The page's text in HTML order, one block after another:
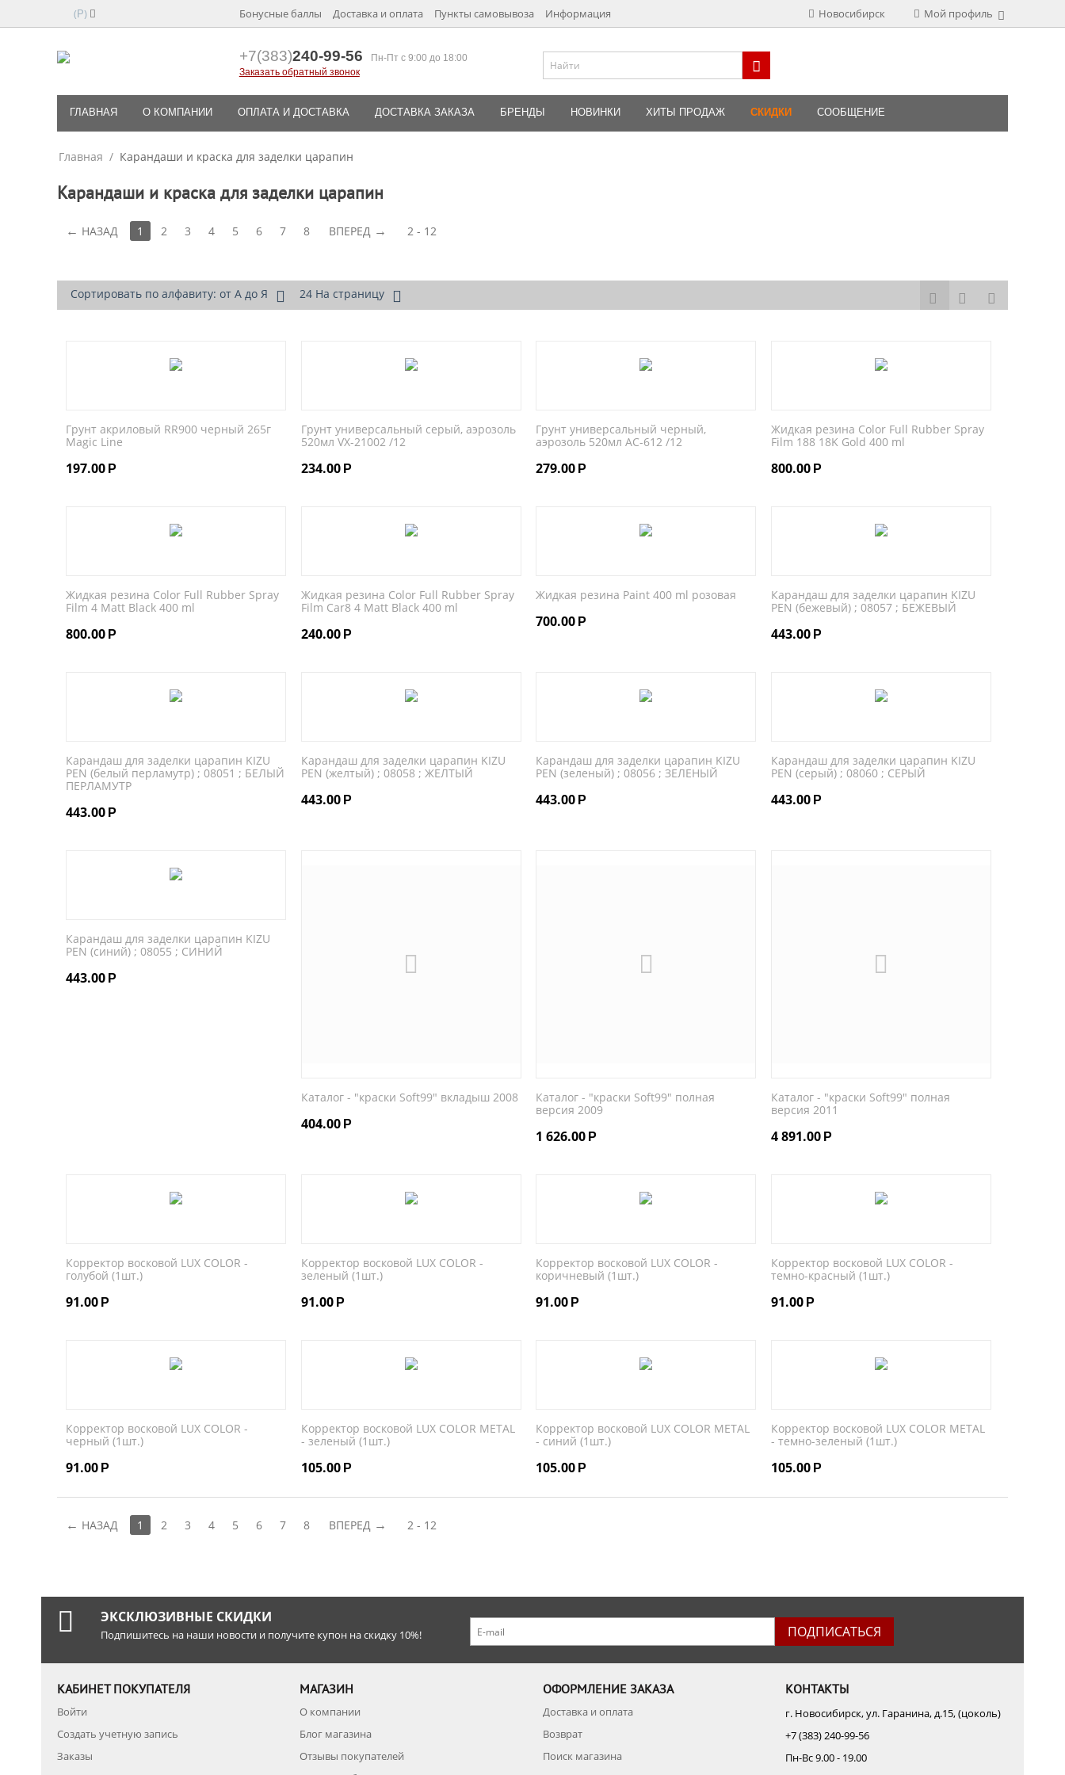
( Р) Бонусные баллы Доставка и оплата Пункты самовывоза Информация Новосибирск Мой профиль
+7(383)240-99-56
Пн-Пт с 9:00 до 18:00
Заказать обратный звонок
ГЛАВНАЯ О КОМПАНИИ ОПЛАТА И ДОСТАВКА ДОСТАВКА ЗАКАЗА БРЕНДЫ НОВИНКИ ХИТЫ ПРОДАЖ СКИДКИ СООБЩЕНИЕ
Главная / Карандаши и краска для заделки царапин
Карандаши и краска для заделки царапин
НАЗАД 1 2 3 4 5 6 7 8 ВПЕРЕД 2 - 12
Сортировать по алфавиту: от А до Я 24 На страницу
Грунт акриловый RR900 черный 265г
Magic Line
197.00 Р
Грунт универсальный серый, аэрозоль
520мл VX-21002 /12
234.00 Р
Грунт универсальный черный,
аэрозоль 520мл AC-612 /12
279.00 Р
Жидкая резина Color Full Rubber Spray
Film 188 18K Gold 400 ml
800.00 Р
Жидкая резина Color Full Rubber Spray
Film 4 Matt Black 400 ml
800.00 Р
Жидкая резина Color Full Rubber Spray
Film Car8 4 Matt Black 400 ml
240.00 Р
Жидкая резина Paint 400 ml розовая
700.00 Р
Карандаш для заделки царапин KIZU
PEN (бежевый) ; 08057 ; БЕЖЕВЫЙ
443.00 Р
Карандаш для заделки царапин KIZU
PEN (белый перламутр) ; 08051 ; БЕЛЫЙ
ПЕРЛАМУТР
443.00 Р
Карандаш для заделки царапин KIZU
PEN (желтый) ; 08058 ; ЖЕЛТЫЙ
443.00 Р
Карандаш для заделки царапин KIZU
PEN (зеленый) ; 08056 ; ЗЕЛЕНЫЙ
443.00 Р
Карандаш для заделки царапин KIZU
PEN (серый) ; 08060 ; СЕРЫЙ
443.00 Р
Карандаш для заделки царапин KIZU
PEN (синий) ; 08055 ; СИНИЙ
443.00 Р
Каталог - "краски Soft99" вкладыш 2008
404.00 Р
Каталог - "краски Soft99" полная
версия 2009
1 626.00 Р
Каталог - "краски Soft99" полная
версия 2011
4 891.00 Р
Корректор восковой LUX COLOR -
голубой (1шт.)
91.00 Р
Корректор восковой LUX COLOR -
зеленый (1шт.)
91.00 Р
Корректор восковой LUX COLOR -
коричневый (1шт.)
91.00 Р
Корректор восковой LUX COLOR -
темно-красный (1шт.)
91.00 Р
Корректор восковой LUX COLOR -
черный (1шт.)
91.00 Р
Корректор восковой LUX COLOR METAL
- зеленый (1шт.)
105.00 Р
Корректор восковой LUX COLOR METAL
- синий (1шт.)
105.00 Р
Корректор восковой LUX COLOR METAL
- темно-зеленый (1шт.)
105.00 Р
НАЗАД 1 2 3 4 5 6 7 8 ВПЕРЕД 2 - 12
ЭКСКЛЮЗИВНЫЕ СКИДКИ
Подпишитесь на наши новости и получите купон на скидку 10%! ПОДПИСАТЬСЯ
КАБИНЕТ ПОКУПАТЕЛЯ
Войти
Создать учетную запись
Заказы
МАГАЗИН
О компании
Блог магазина
Отзывы покупателей
ОФОРМЛЕНИЕ ЗАКАЗА
Доставка и оплата
Возврат
Поиск магазина
КОНТАКТЫ
г. Новосибирск, ул. Гаранина, д.15, (цоколь)
+7 (383) 240-99-56
Пн-Вс 9.00 - 19.00